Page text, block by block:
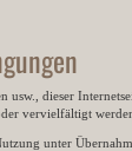
dieser
vervielfältigt
unter